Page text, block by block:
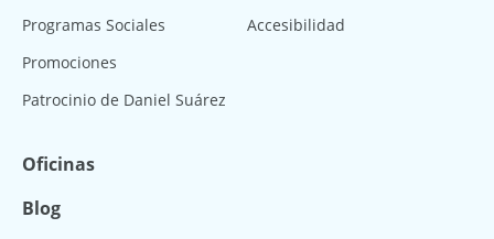
Programas Sociales
Promociones
Patrocinio de Daniel Suárez
Accesibilidad
Oficinas
Blog